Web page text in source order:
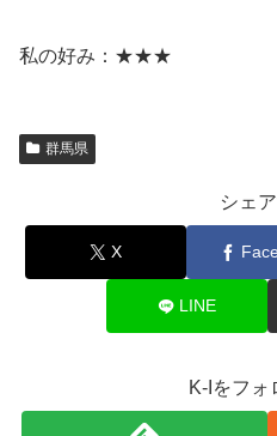
私の好み：★★★
群馬県
シェ
X
LINE
K-Iをフォ